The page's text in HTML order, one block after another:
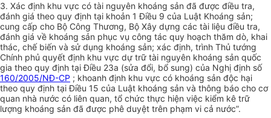
3. Xác định khu vực có tài nguyên khoáng sản đã được điều tra,
đánh giá theo quy định tại khoản 1 Điều 9 của Luật Khoáng sản;
cung cấp cho Bộ Công Thương, Bộ Xây dựng các tài liệu điều tra,
đánh giá về khoáng sản phục vụ công tác quy hoạch thăm dò, khai
thác, chế biến và sử dụng khoáng sản; xác định, trình Thủ tướng
Chính phủ quyết định khu vực dự trữ tài nguyên khoáng sản quốc
gia theo quy định tại Điều 23a (sửa đổi, bổ sung) của Nghị định số
160/2005/NĐ-CP ; khoanh định khu vực có khoáng sản độc hại
theo quy định tại Điều 15 của Luật khoáng sản và thông báo cho cơ
quan nhà nước có liên quan, tổ chức thực hiện việc kiểm kê trữ
lượng khoáng sản đã được phê duyệt trên phạm vi cả nước”.